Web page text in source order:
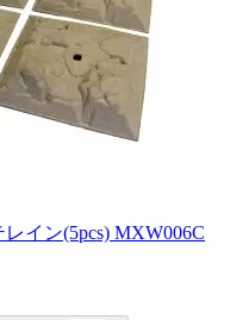
イン(5pcs) MXW006C